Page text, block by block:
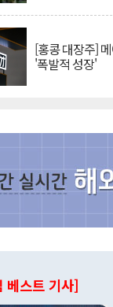
[홍콩 대장주]
'폭발적 성장'
베스트 기사]